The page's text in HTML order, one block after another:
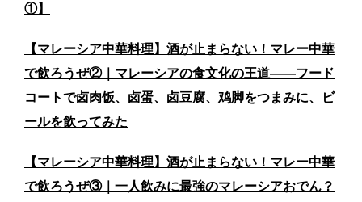
①】
【マレーシア中華料理】酒が止まらない！マレー中華
で飲ろうぜ②｜マレーシアの食文化の王道——フード
コートで卤肉饭、卤蛋、卤豆腐、鸡脚をつまみに、ビ
ールを飲ってみた
【マレーシア中華料理】酒が止まらない！マレー中華
で飲ろうぜ③｜一人飲みに最強のマレーシアおでん？